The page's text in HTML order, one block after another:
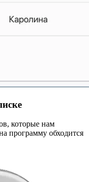
которые нам
программу обходится